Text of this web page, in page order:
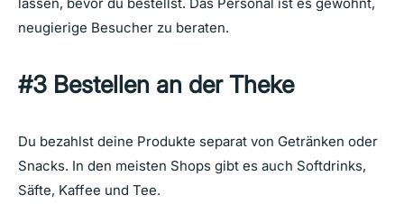
neugierige Besucher zu beraten.
#3 Bestellen an der Theke
Du bezahlst deine Produkte separat von Getränken oder
Snacks. In den meisten Shops gibt es auch Softdrinks,
Säfte, Kaffee und Tee.